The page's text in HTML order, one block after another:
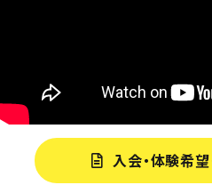
入会・体験希